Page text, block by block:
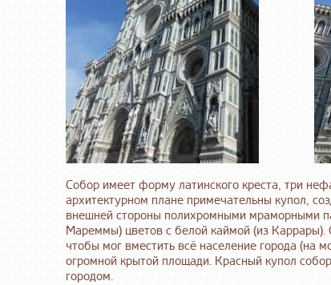
Собор имеет форму латинского креста, три
архитектурном плане примечательны купол,
внешней стороны полихромными мраморными
Мареммы) цветов с белой каймой (из
чтобы мог вместить всё население города (на
огромной крытой площади. Красный купол
городом.